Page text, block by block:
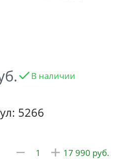
В наличии
5266
17 990